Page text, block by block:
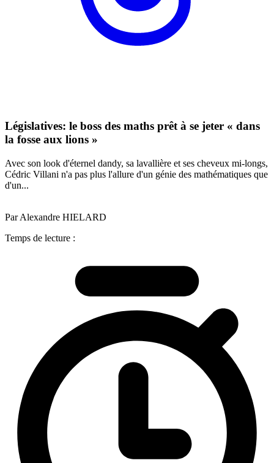
Législatives: le boss des maths prêt à se jeter « dans
la fosse aux lions »
Avec son look d'éternel dandy, sa lavallière et ses cheveux mi-longs,
Cédric Villani n'a pas plus l'allure d'un génie des mathématiques que
d'un...
Par Alexandre HIELARD
Temps de lecture :